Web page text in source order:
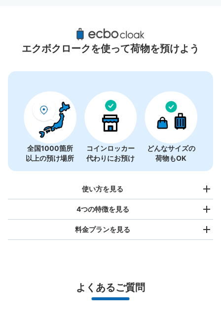
津駅周辺のおすすめコインロッカー
3件
エクボクロークを使って荷物を預けよう
全国1000箇所
以上の預け場所
コインロッカー
代わりにお預け
どんなサイズの
荷物もOK
使い方を見る
スマホからお店と日時を
指定して事前予約
4つの特徴を見る
全国1,000箇所以上と提携
料金プランを見る
最大辺が45cm未満の大きさのお荷物（リュック、ハンド
バッグ、お手荷物など）
よくあるご質問